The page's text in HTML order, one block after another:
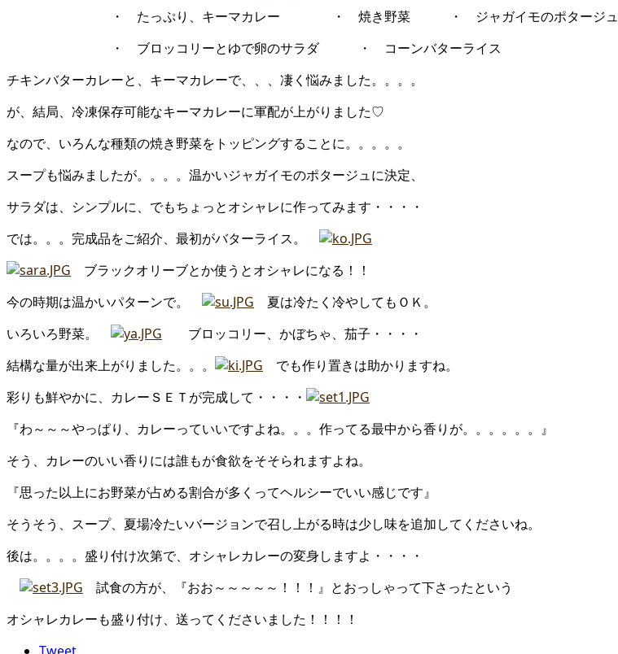
・ たっぷり、キーマカレー ・ 焼き野菜 ・ ジャガイモのポタージュ
・ ブロッコリーとゆで卵のサラダ ・ コーンバターライス
チキンバターカレーと、キーマカレーで、、、凄く悩みました。。。。
が、結局、冷凍保存可能なキーマカレーに軍配が上がりました♡
なので、いろんな種類の焼き野菜をトッピングすることに。。。。。
スープも悩みましたが。。。。温かいジャガイモのポタージュに決定、
サラダは、シンプルに、でもちょっとオシャレに作ってみます・・・・
では。。。完成品をご紹介、最初がバターライス。
ブラックオリーブとか使うとオシャレになる！！
今の時期は温かいパターンで。
夏は冷たく冷やしてもＯＫ。
いろいろ野菜。
ブロッコリー、かぼちゃ、茄子・・・・
結構な量が出来上がりました。。。
でも作り置きは助かりますね。
彩りも鮮やかに、カレーＳＥＴが完成して・・・・
『わ～～～やっぱり、カレーっていいですよね。。。作ってる最中から香りが。。。。。。』
そう、カレーのいい香りには誰もが食欲をそそられますよね。
『思った以上にお野菜が占める割合が多くってヘルシーでいい感じです』
そうそう、スープ、夏場冷たいバージョンで召し上がる時は少し味を追加してくださいね。
後は。。。。盛り付け次第で、オシャレカレーの変身しますよ・・・・
試食の方が、『おお～～～～～！！！』とおっしゃって下さったという
オシャレカレーも盛り付け、送ってくださいました！！！！